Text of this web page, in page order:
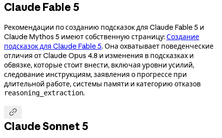
Claude Fable 5
Рекомендации по созданию подсказок для Claude Fable 5 и
Claude Mythos 5 имеют собственную страницу: Создание
подсказок для Claude Fable 5. Она охватывает поведенческие
отличия от Claude Opus 4.8 и изменения в подсказках и
обвязке, которые стоит внести, включая уровни усилий,
следование инструкциям, заявления о прогрессе при
длительной работе, системы памяти и категорию отказов
reasoning_extraction.

Claude Sonnet 5